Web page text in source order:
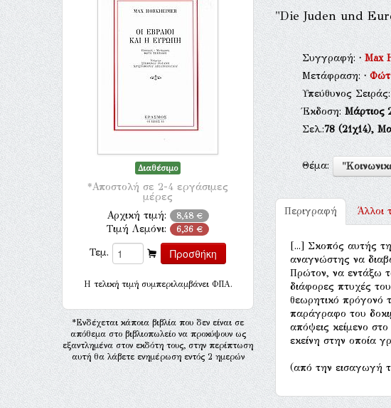
Διαθέσιμο
*Αποστολή σε 2-4 εργάσιμες
μέρες
Αρχική τιμή: 8,48 €
Τιμή Λεμόνι: 6,36 €
Τεμ.
H τελική τιμή συμπεριλαμβάνει ΦΠΑ.
*Ενδέχεται κάποια βιβλία που δεν είναι σε
απόθεμα στο βιβλιοπωλείο να προκύψουν ως
εξαντλημένα στον εκδότη τους, στην περίπτωση
αυτή θα λάβετε ενημέρωση εντός 2 ημερών
"Die Juden und
Συγγραφή:·Max
Μετάφραση:·
Υπεύθυνος
Έκδοση:Μάρτιος
Σελ.:78(21χ14),
Θέμα:
Περιγραφή Άλλοι
[...] Σκοπός αυτής
αναγνώστης να
Πρώτον, να εντάξω
διάφορες πτυχές
θεωρητικό πρόγονό
παράγραφο του
απόψεις κείμενο
εκείνη στην οποία
(από την εισαγωγή